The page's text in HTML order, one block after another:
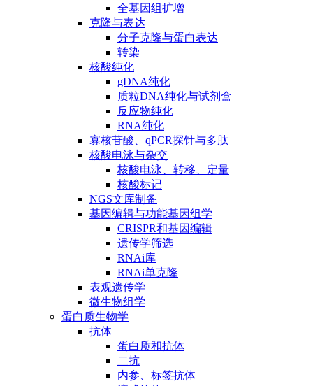
全基因组扩增
克隆与表达
分子克隆与蛋白表达
转染
核酸纯化
gDNA纯化
质粒DNA纯化与试剂盒
反应物纯化
RNA纯化
寡核苷酸、qPCR探针与多肽
核酸电泳与杂交
核酸电泳、转移、定量
核酸标记
NGS文库制备
基因编辑与功能基因组学
CRISPR和基因编辑
遗传学筛选
RNAi库
RNAi单克隆
表观遗传学
微生物组学
蛋白质生物学
抗体
蛋白质和抗体
二抗
内参、标签抗体